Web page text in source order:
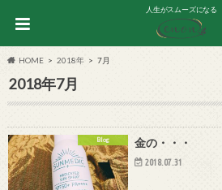
人生がスムーズになる
HOME 2018年 7月
2018年7月
Blog 金の・・・
2018.07.31